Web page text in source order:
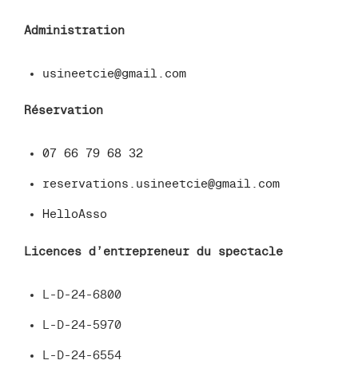
Administration
usineetcie@gmail.com
Réservation
07 66 79 68 32
reservations.usineetcie@gmail.com
HelloAsso
Licences d’entrepreneur du spectacle
L-D-24-6800
L-D-24-5970
L-D-24-6554